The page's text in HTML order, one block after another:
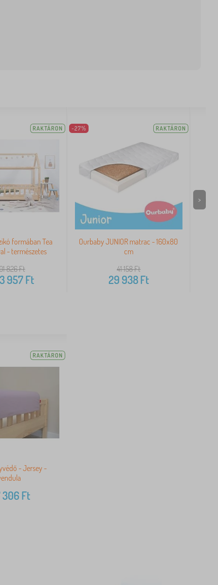
RAKTÁRON
formában Tea
- természetes
826Ft
957Ft
-27% RAKTÁRON
Ourbaby JUNIOR matrac - 160x80
cm
41 158Ft
29 938Ft
>
RAKTÁRON
- Jersey -
306 Ft